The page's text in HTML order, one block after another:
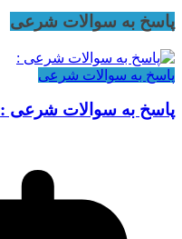
پاسخ به سوالات شرعی
پاسخ به سوالات شرعی
پاسخ به سوالات شرعی :